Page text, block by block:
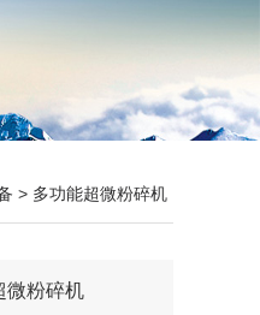
> 多功能超微粉碎机
微粉碎机